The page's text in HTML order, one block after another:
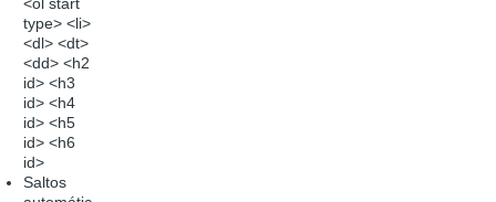
type> <li>
<dl> <dt>
<dd> <h2
id> <h3
id> <h4
id> <h5
id> <h6
id>
Saltos